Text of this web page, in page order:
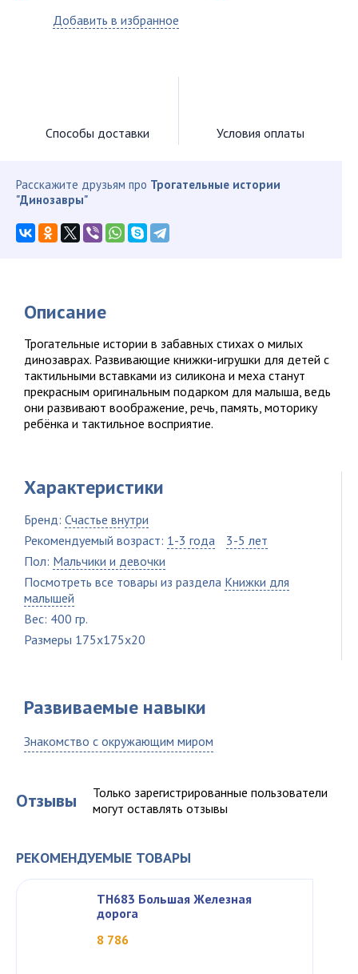
Добавить в избранное
Способы доставки Условия оплаты
Расскажите друзьям про Трогательные истории
"Динозавры"
Описание
Трогательные истории в забавных стихах о милых
динозаврах. Развивающие книжки-игрушки для детей с
тактильными вставками из силикона и меха станут
прекрасным оригинальным подарком для малыша, ведь
они развивают воображение, речь, память, моторику
ребёнка и тактильное восприятие.
Характеристики
Бренд: Счастье внутри
Рекомендуемый возраст: 1-3 года
3-5 лет
Пол: Мальчики и девочки
Посмотреть все товары из раздела Книжки для
малышей
Вес: 400 гр.
Размеры 175x175x20
Развиваемые навыки
Знакомство с окружающим миром
Отзывы
Только зарегистрированные пользователи
могут оставлять отзывы
РЕКОМЕНДУЕМЫЕ ТОВАРЫ
TH683 Большая Железная
дорога
8 786